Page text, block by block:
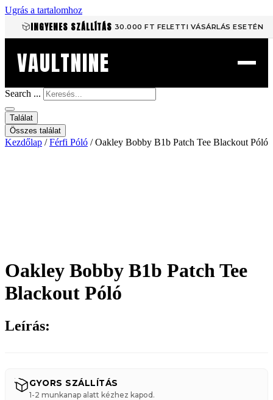
Ugrás a tartalomhoz
INGYENES SZÁLLÍTÁS 30.000 FT FELETTI VÁSÁRLÁS ESETÉN
VAULTNINE
Search ...
Találat
Összes találat
Kezdőlap /Férfi Póló / Oakley Bobby B1b Patch Tee Blackout Póló
Oakley Bobby B1b Patch Tee
Blackout Póló
Leírás:
GYORS SZÁLLÍTÁS
1-2 munkanap alatt kézhez kapod.